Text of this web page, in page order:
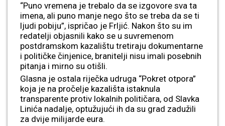
“Puno vremena je trebalo da se izgovore sva ta
imena, ali puno manje nego što se treba da se ti
ljudi pobiju”, ispričao je Frljić. Nakon što su im
redatelji objasnili kako se u suvremenom
postdramskom kazalištu tretiraju dokumentarne
i političke činjenice, branitelji nisu imali posebnih
pitanja i mirno su otišli.
Glasna je ostala riječka udruga “Pokret otpora”
koja je na pročelje kazališta istaknula
transparente protiv lokalnih političara, od Slavka
Linića nadalje, optužujući ih da su grad zadužili
za dvije milijarde eura.